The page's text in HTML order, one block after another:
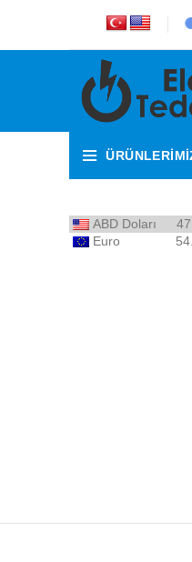
ABD Doları
Euro